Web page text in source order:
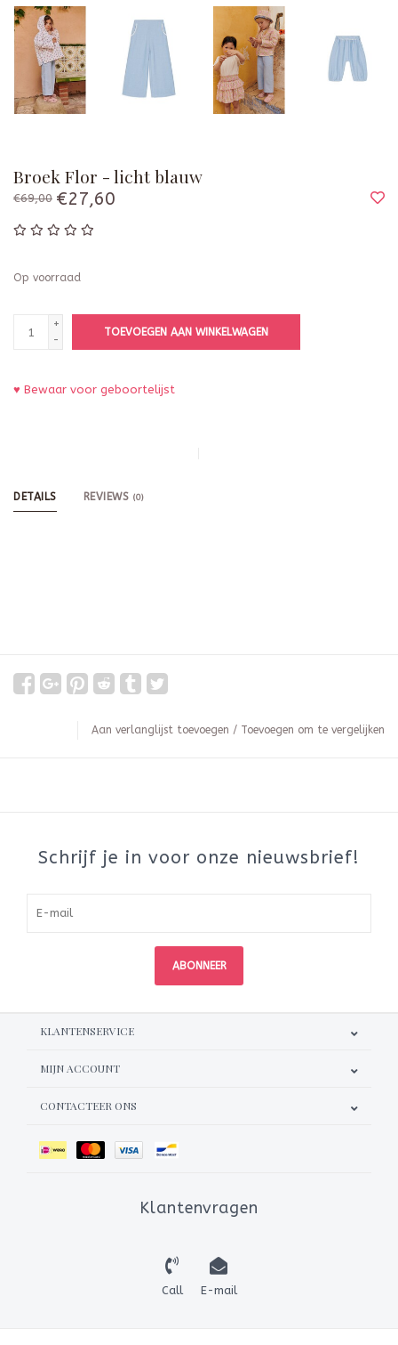
Broek Flor - licht blauw
€69,00 €27,60
Op voorraad
+
-
TOEVOEGEN AAN WINKELWAGEN
♥ Bewaar voor geboortelijst
DETAILS REVIEWS (0)
Aan verlanglijst toevoegen / Toevoegen om te vergelijken
Schrijf je in voor onze nieuwsbrief!
ABONNEER
KLANTENSERVICE
MIJN ACCOUNT
CONTACTEER ONS
Klantenvragen
Call E-mail